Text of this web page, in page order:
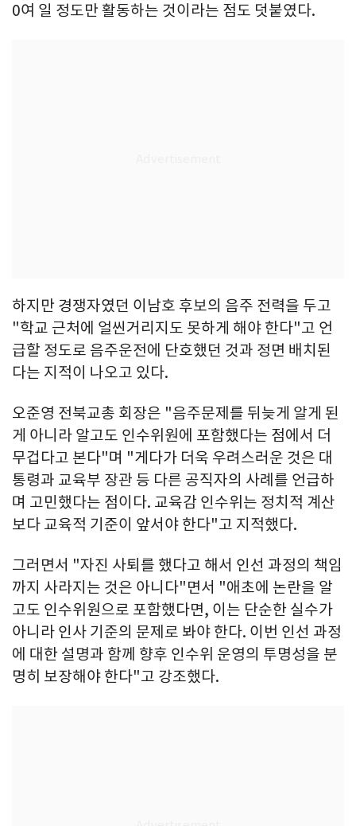
0여 일 정도만 활동하는 것이라는 점도 덧붙였다.
하지만 경쟁자였던 이남호 후보의 음주 전력을 두고
"학교 근처에 얼씬거리지도 못하게 해야 한다"고 언
급할 정도로 음주운전에 단호했던 것과 정면 배치된
다는 지적이 나오고 있다.
오준영 전북교총 회장은 "음주문제를 뒤늦게 알게 된
게 아니라 알고도 인수위원에 포함했다는 점에서 더
무겁다고 본다"며 "게다가 더욱 우려스러운 것은 대
통령과 교육부 장관 등 다른 공직자의 사례를 언급하
며 고민했다는 점이다. 교육감 인수위는 정치적 계산
보다 교육적 기준이 앞서야 한다"고 지적했다.
그러면서 "자진 사퇴를 했다고 해서 인선 과정의 책임
까지 사라지는 것은 아니다"면서 "애초에 논란을 알
고도 인수위원으로 포함했다면, 이는 단순한 실수가
아니라 인사 기준의 문제로 봐야 한다. 이번 인선 과정
에 대한 설명과 함께 향후 인수위 운영의 투명성을 분
명히 보장해야 한다"고 강조했다.